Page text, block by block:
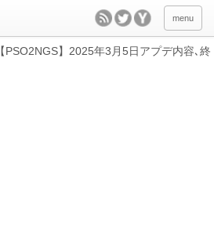
menu
【PSO2NGS】2025年3月5日アプデ内容､終